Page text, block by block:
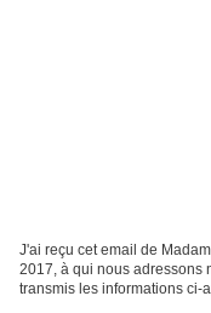
J'ai reçu cet email de
2017, à qui nous adressons
transmis les informations ci-